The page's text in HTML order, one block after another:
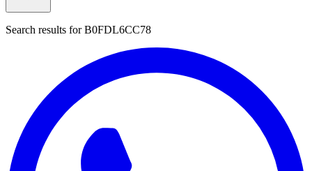
Search results forB0FDL6CC78